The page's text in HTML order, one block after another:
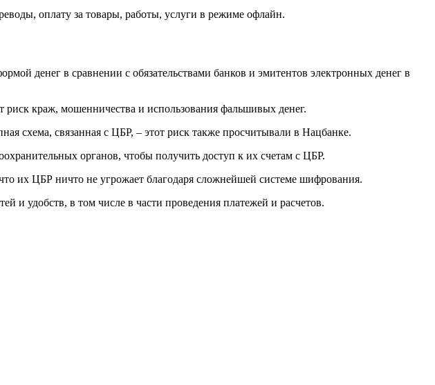
оплату за товары, работы, услуги в режиме офлайн.
денег в сравнении с обязательствами банков и эмитентов электронных денег в
краж, мошенничества и использования фальшивых денег.
схема, связанная с ЦБР, – этот риск также просчитывали в Нацбанке.
органов, чтобы получить доступ к их счетам с ЦБР.
их ЦБР ничто не угрожает благодаря сложнейшей системе шифрования.
и удобств, в том числе в части проведения платежей и расчетов.